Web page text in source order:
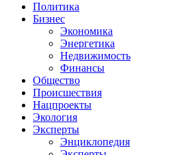
Политика
Бизнес
Экономика
Энергетика
Недвижимость
Финансы
Общество
Происшествия
Нацпроекты
Экология
Эксперты
Энциклопедия